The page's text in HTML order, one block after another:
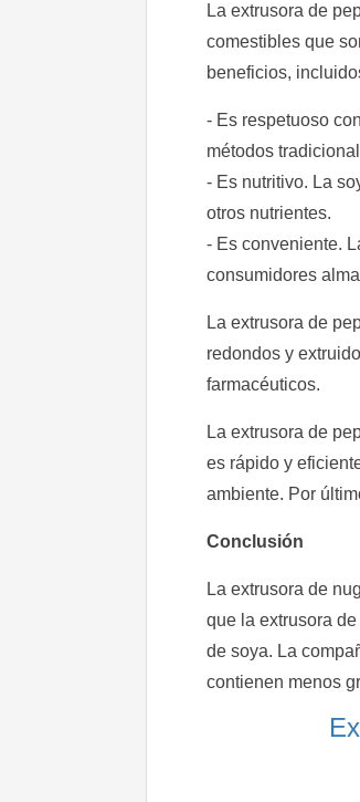
La extrusora de
comestibles que
beneficios,
- Es respetuoso
métodos
- Es nutritivo. La
otros nutrientes.
- Es conveniente.
consumidores
La extrusora de
redondos y
farmacéuticos.
La extrusora de
es rápido y
ambiente. Por
Conclusión
La extrusora de
que la extrusora
de soya. La
contienen menos